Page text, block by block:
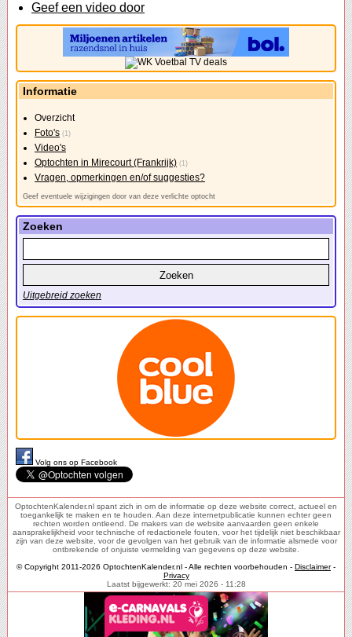
Geef een video door
Informatie
Overzicht
Foto's (1)
Video's
Optochten in Mirecourt (Frankrijk) (1)
Vragen, opmerkingen en/of suggesties?
Geef eventuele wijzigingen door van deze verlichte optocht
Zoeken
Uitgebreid zoeken
Volg ons op Facebook
OptochtenKalender.nl spant zich in om de informatie op deze website correct, actueel en
toegankelijk te maken en te houden. Aan deze internetpublicatie kunnen echter geen
rechten worden ontleend. De makers van de website aanvaarden geen enkele
aansprakelijkheid voor technische of redactionele fouten, voor het tijdelijk niet beschikbaar
zijn van deze website, voor de gevolgen van het gebruik van de informatie alsmede voor
ontbrekende of onjuiste vermelding van gegevens op deze website.
© Copyright 2011-2026 OptochtenKalender.nl - Alle rechten voorbehouden - Disclaimer-
Privacy
Laatst bijgewerkt: 20 mei 2026 - 11:28